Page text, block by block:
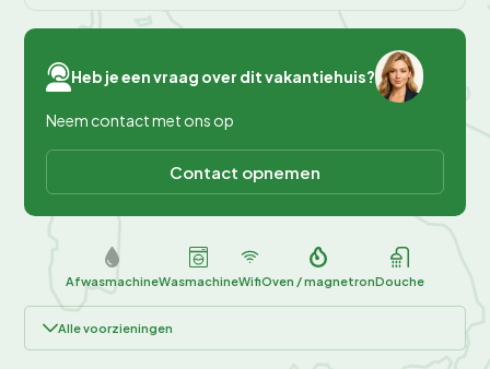
Heb je een vraag over dit vakantiehuis?
Neem contact met ons op
Contact opnemen
AfwasmachineWasmachineWifiOven / magnetronDouche
Alle voorzieningen